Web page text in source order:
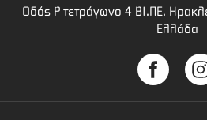
Οδός Ρ τετράγωνο 4 BI.ΠΕ.
Ελλάδα